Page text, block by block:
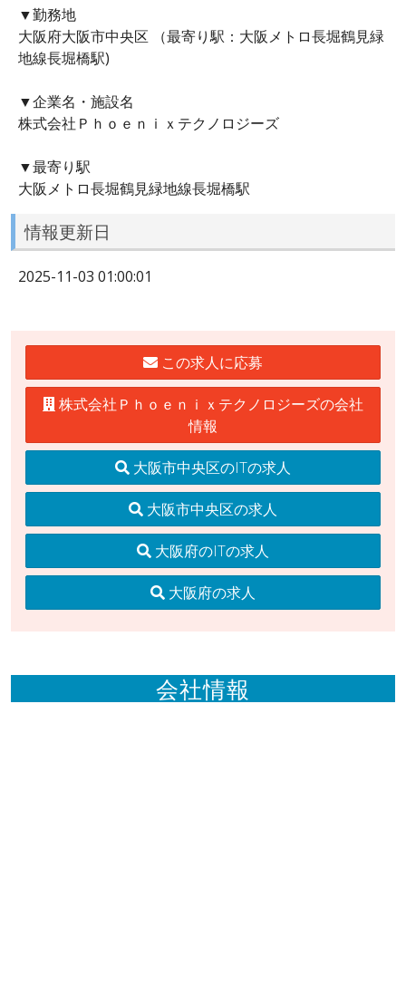
▼勤務地
大阪府大阪市中央区 （最寄り駅：大阪メトロ長堀鶴見緑
地線長堀橋駅)
▼企業名・施設名
株式会社Ｐｈｏｅｎｉｘテクノロジーズ
▼最寄り駅
大阪メトロ長堀鶴見緑地線長堀橋駅
情報更新日
2025-11-03 01:00:01
この求人に応募
株式会社Ｐｈｏｅｎｉｘテクノロジーズの会社
情報
大阪市中央区のITの求人
大阪市中央区の求人
大阪府のITの求人
大阪府の求人
会社情報